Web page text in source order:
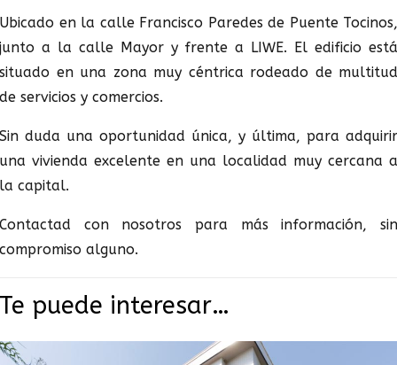
Ubicado en la calle Francisco Paredes de Puente Tocinos,
junto a la calle Mayor y frente a LIWE. El edificio está
situado en una zona muy céntrica rodeado de multitud
de servicios y comercios.
Sin duda una oportunidad única, y última, para adquirir
una vivienda excelente en una localidad muy cercana a
la capital.
Contactad con nosotros para más información, sin
compromiso alguno.
Te puede interesar…